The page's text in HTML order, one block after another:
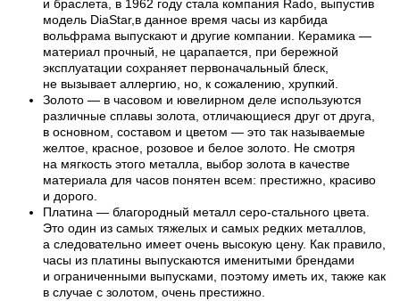
и браслета, в 1962 году стала компания Rado, выпустив
модель DiaStar,в данное время часы из карбида
вольфрама выпускают и другие компании. Керамика —
материал прочный, не царапается, при бережной
эксплуатации сохраняет первоначальный блеск,
не вызывает аллергию, но, к сожалению, хрупкий.
Золото — в часовом и ювелирном деле используются
различные сплавы золота, отличающиеся друг от друга,
в основном, составом и цветом — это так называемые
желтое, красное, розовое и белое золото. Не смотря
на мягкость этого металла, выбор золота в качестве
материала для часов понятен всем: престижно, красиво
и дорого.
Платина — благородный металл серо-стального цвета.
Это один из самых тяжелых и самых редких металлов,
а следовательно имеет очень высокую цену. Как правило,
часы из платины выпускаются именитыми брендами
и ограниченными выпусками, поэтому иметь их, также как
в случае с золотом, очень престижно.